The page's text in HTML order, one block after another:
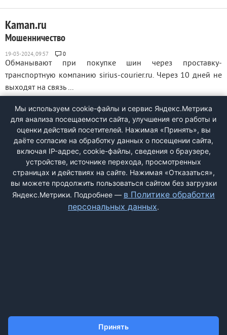
Kaman.ru
Мошенничество
0
Обманывают при покупке шин через проставку-
транспортную компанию sirius-courier.ru. Через 10 дней не
выходят на связь ...
Каман.ru
Мошенники
0
Перевёл деньги, и на этом всё – на связь не выходят, трубки
не берут. Раньше сайт назывался "Бломс". ...
ПОЛИТИКА ОБРАБОТКИ ПЕРСОНАЛЬНЫХ ДАННЫХ
Мы используем cookie-файлы и сервис Яндекс.Метрика
для анализа посещаемости сайта, улучшения его работы и
оценки действий посетителей. Нажимая «Принять», вы
даёте согласие на обработку данных о посещении сайта,
включая IP-адрес, cookie-файлы, сведения о браузере,
устройстве, источнике перехода, просмотренных
страницах и действиях на сайте. Нажимая «Отказаться»,
вы можете продолжить пользоваться сайтом без загрузки
Яндекс.Метрики. Подробнее — в Политике обработки
персональных данных.
Принять